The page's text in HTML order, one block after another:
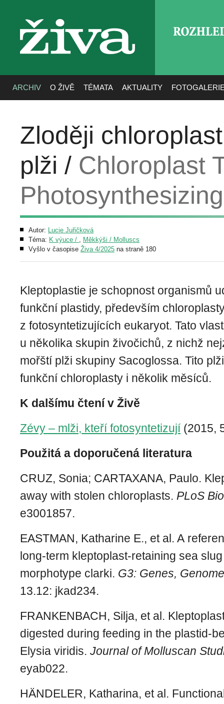
živa
ARCHIV O ŽIVĚ TÉMATA AKTUALITY
Zloději
plži / Chloroplast
Autor: Lucie Juřičková
Téma: K výuce / , Měkkýši / Molluscs
Vyšlo v časopise Živa 4/2025 na straně 180
Kleptoplastie je schopnost organismů
funkční plastidy, především
z fotosyntetizujících eukaryot. Tato
u několika skupin živočichů, z nichž
mořští plži skupiny Sacoglossa. Tito
funkční chloroplasty i několik měsíců.
K dalšímu čtení v Živě
Zévy – mlži, kteří fotosyntetizují(2015,
Použitá a doporučená literatura
CRUZ, Sonia; CARTAXANA, Paulo.
away with stolen chloroplasts. PLoS
e3001857.
EASTMAN, Katharine E., et al. A
long-term kleptoplast-retaining sea
morphotype clarki. G3: Genes,
13.12: jkad234.
FRANKENBACH, Silja, et al.
digested during feeding in the plastid-
Elysia viridis. Journal of Molluscan
eyab022.
HÄNDELER, Katharina, et al.